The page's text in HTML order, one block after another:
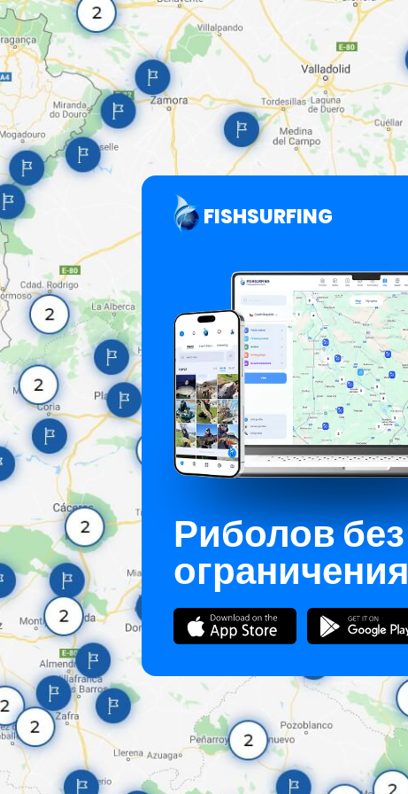
FISHSURFING
Риболов без
ограничения